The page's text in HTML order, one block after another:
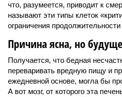
что, разумеется, приводит к
называют эти типы клеток
ограничения
Причина ясна, но
Получается, что бедная
переваривать вредную пищу и
ежедневной основе, могла бы
А вот мозг, от которого эта